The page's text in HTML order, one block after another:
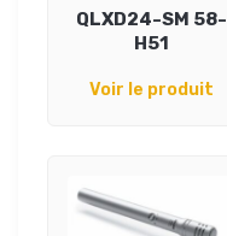
QLXD24-SM 58-
H51
Voir le produit